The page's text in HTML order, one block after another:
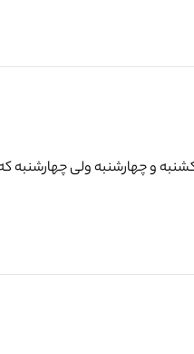
و چهارشنبه ولی چهارشنبه